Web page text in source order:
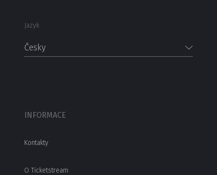
Jazyk
Česky
INFORMACE
Kontakty
O Ticketstream